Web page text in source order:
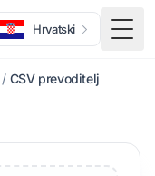
Hrvatski
/ CSV prevoditelj